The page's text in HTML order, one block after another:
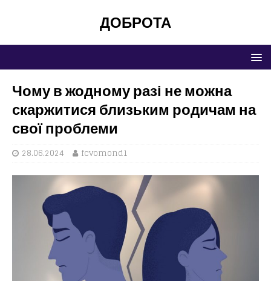
ДОБРОТА
Чому в жодному разі не можна
скаржитися близьким родичам на
свої проблеми
28.06.2024 fcvomond1